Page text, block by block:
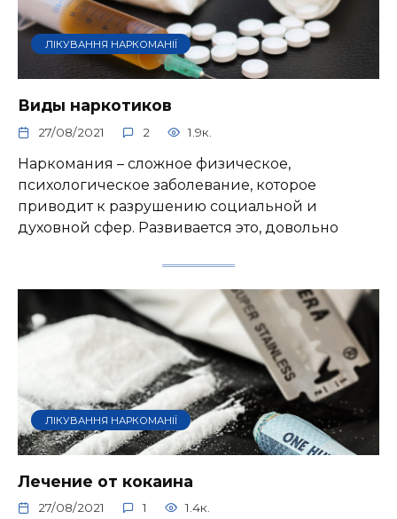
ЛІКУВАННЯ НАРКОМАНІЇ
Виды наркотиков
27/08/2021 2 1.9к.
Наркомания – сложное физическое,
психологическое заболевание, которое
приводит к разрушению социальной и
духовной сфер. Развивается это, довольно
ЛІКУВАННЯ НАРКОМАНІЇ
Лечение от кокаина
27/08/2021 1 1.4к.